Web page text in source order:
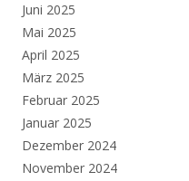
Juni 2025
Mai 2025
April 2025
März 2025
Februar 2025
Januar 2025
Dezember 2024
November 2024